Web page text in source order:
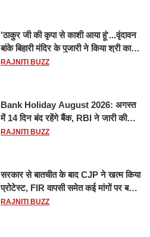
'ठाकुर जी की कृपा से काशी आया हूं'...वृंदावन
बांके बिहारी मंदिर के पुजारी ने किया श्री काशी
विश्वनाथ का जलाभिषेक
RAJNITI BUZZ
Bank Holiday August 2026: अगस्त
में 14 दिन बंद रहेंगे बैंक, RBI ने जारी की
छुट्टियों की लिस्ट​​​​​​​
RAJNITI BUZZ
सरकार से बातचीत के बाद CJP ने खत्म किया
प्रोटेस्ट, FIR वापसी समेत कई मांगों पर बनी
सहमति
RAJNITI BUZZ